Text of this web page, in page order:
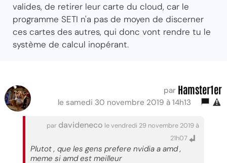
valides, de retirer leur carte du cloud, car le
programme SETI n'a pas de moyen de discerner
ces cartes des autres, qui donc vont rendre tu le
système de calcul inopérant.
par Hamster1er
le samedi 30 novembre 2019 à 14h13
par davideneco le vendredi 29 novembre 2019 à
21h07
Plutot , que les gens prefere nvidia a amd ,
meme si amd est meilleur